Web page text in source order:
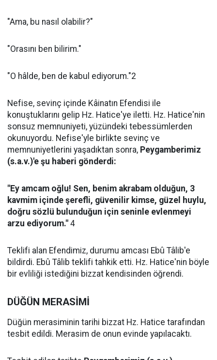
"Ama, bu nasıl olabilir?"
"Orasını ben bilirim."
"O hâlde, ben de kabul ediyorum."2
Nefise, sevinç içinde Kâinatın Efendisi ile
konuştuklarını gelip Hz. Hatice'ye iletti. Hz. Hatice'nin
sonsuz memnuniyeti, yüzündeki tebessümlerden
okunuyordu. Nefise'yle birlikte sevinç ve
memnuniyetlerini yaşadıktan sonra, Peygamberimiz
(s.a.v.)'e şu haberi gönderdi:
"Ey amcam oğlu! Sen, benim akrabam olduğun, 3
kavmim içinde şerefli, güvenilir kimse, güzel huylu,
doğru sözlü bulunduğun için seninle evlenmeyi
arzu ediyorum." 4
Teklifi alan Efendimiz, durumu amcası Ebû Tâlib'e
bildirdi. Ebû Tâlib teklifi tahkik etti. Hz. Hatice'nin böyle
bir evliliği istediğini bizzat kendisinden öğrendi.
DÜĞÜN MERASİMİ
Düğün merasiminin tarihi bizzat Hz. Hatice tarafından
tesbit edildi. Merasim de onun evinde yapılacaktı.